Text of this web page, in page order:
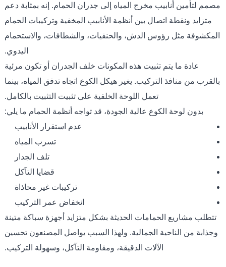
مصمم لتأمين أنابيب مخرج المياه إلى جدران الحمام. إنه بمثابة دعم
متزايد ونقطة اتصال بين أنظمة الأنابيب المخفية وتركيبات الحمام
المكشوفة مثل رؤوس الدش، والحنفيات، والشطافات، والاستحمام
اليدوي.
عادة ما يتم تثبيت هذه المكونات خلف الجدران أو تكون مرئية
بالقرب من منافذ التركيب. يغير هيكل الكوع اتجاه تدفق المياه، بينما
تعمل اللوحة الخلفية على تثبيت التثبيت بالكامل.
بدون لوحة الكوع عالية الجودة، قد تواجه أنظمة الحمام ما يلي:
عدم استقرار الأنابيب
تسرب المياه
تلف الجدار
قضايا التآكل
تركيبات غير محاذاة
انخفاض عمر التركيب
تتطلب مشاريع الحمامات الحديثة بشكل متزايد أجهزة سباكة متينة
وجذابة من الناحية الجمالية. ولهذا السبب يواصل المصنعون تحسين
الآلات الدقيقة، ومقاومة التآكل، وسهولة التركيب.